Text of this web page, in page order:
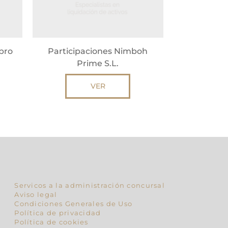
Participaciones Nimboh
Prime S.L.
VER
Servicos a la administración concursal
Aviso legal
Condiciones Generales de Uso
Política de privacidad
Política de cookies